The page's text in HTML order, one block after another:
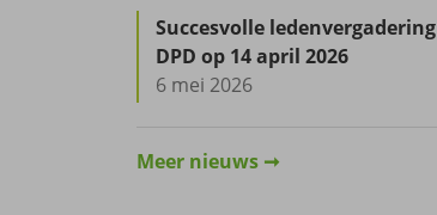
Succesvolle ledenvergadering
DPD op 14 april 2026
6 mei 2026
Meer nieuws